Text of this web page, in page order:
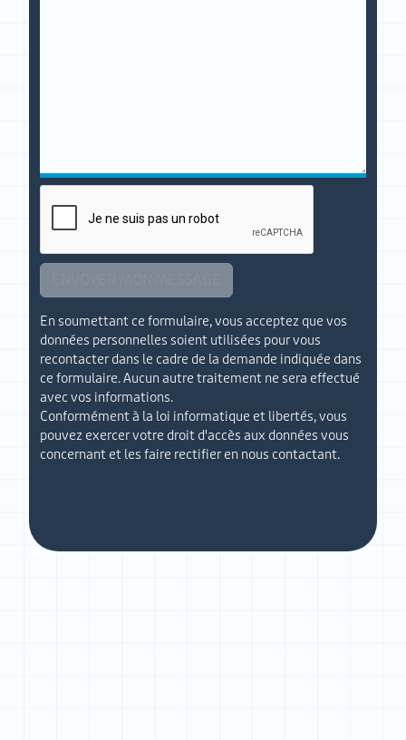
En soumettant ce formulaire, vous acceptez que vos
données personnelles soient utilisées pour vous
recontacter dans le cadre de la demande indiquée dans
ce formulaire. Aucun autre traitement ne sera effectué
avec vos informations.
Conformément à la loi informatique et libertés, vous
pouvez exercer votre droit d'accès aux données vous
concernant et les faire rectifier en nous contactant.